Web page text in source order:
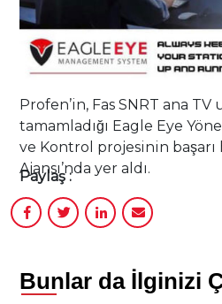
Profen’in, Fas SNRT ana
tamamladığı Eagle Eye
ve Kontrol projesinin başarı
Ajansı’nda yer aldı.
Paylaş :
Bunlar da İlginizi